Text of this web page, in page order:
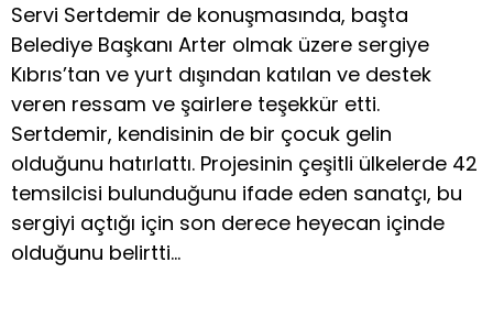
Servi Sertdemir de konuşmasında, başta
Belediye Başkanı Arter olmak üzere sergiye
Kıbrıs’tan ve yurt dışından katılan ve destek
veren ressam ve şairlere teşekkür etti.
Sertdemir, kendisinin de bir çocuk gelin
olduğunu hatırlattı. Projesinin çeşitli ülkelerde 42
temsilcisi bulunduğunu ifade eden sanatçı, bu
sergiyi açtığı için son derece heyecan içinde
olduğunu belirtti…